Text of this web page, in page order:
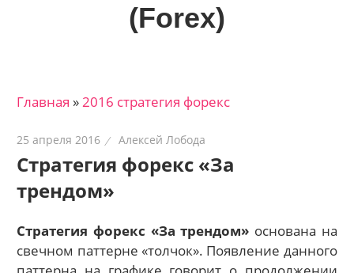
(Forex)
трейдеров
финансовых
рынках:
стратегии,
сигналы,
новости…
Главная »2016 стратегия форекс
25 апреля 2016 Алексей Лобода
Стратегия форекс «За
трендом»
Стратегия форекс «За трендом» основана на
свечном паттерне «толчок». Появление данного